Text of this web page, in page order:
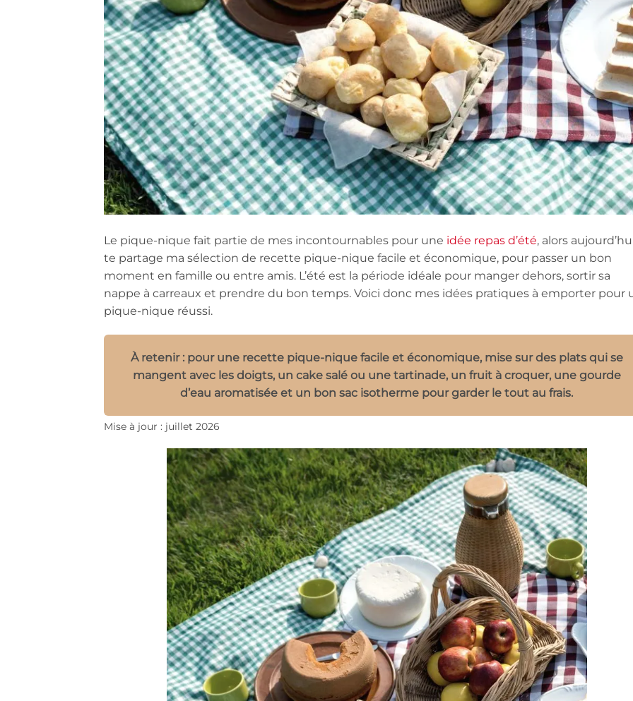
Le pique-nique fait partie de mes incontournables pour une idée repas d’été, alors
te partage ma sélection de recette pique-nique facile et économique, pour passer un bon
moment en famille ou entre amis. L’été est la période idéale pour manger dehors, sortir sa
nappe à carreaux et prendre du bon temps. Voici donc mes idées pratiques à emporter pour
pique-nique réussi.
À retenir : pour une recette pique-nique facile et économique, mise sur des plats qui se
mangent avec les doigts, un cake salé ou une tartinade, un fruit à croquer, une gourde
d’eau aromatisée et un bon sac isotherme pour garder le tout au frais.
Mise à jour : juillet 2026